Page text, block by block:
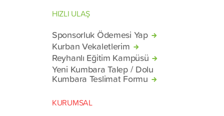
HIZLI ULAŞ
Sponsorluk Ödemesi Yap
Kurban Vekaletlerim
Reyhanlı Eğitim Kampüsü
Yeni Kumbara Talep / Dolu
Kumbara Teslimat Formu
KURUMSAL